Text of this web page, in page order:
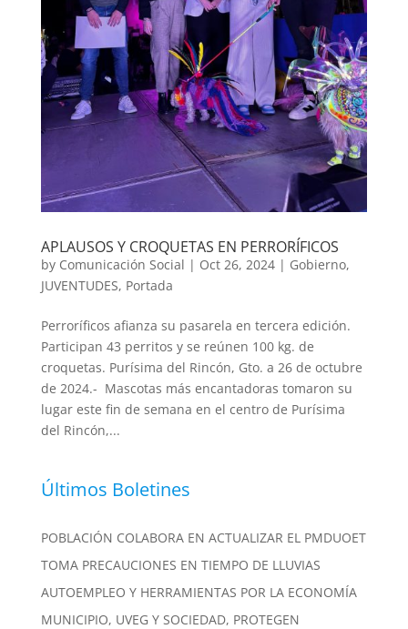
APLAUSOS Y CROQUETAS EN PERRORÍFICOS
by Comunicación Social | Oct 26, 2024| Gobierno,
JUVENTUDES, Portada
Perroríficos afianza su pasarela en tercera edición.
Participan 43 perritos y se reúnen 100 kg. de
croquetas. Purísima del Rincón, Gto. a 26 de octubre
de 2024.- Mascotas más encantadoras tomaron su
lugar este fin de semana en el centro de Purísima
del Rincón,...
Últimos Boletines
POBLACIÓN COLABORA EN ACTUALIZAR EL PMDUOET
TOMA PRECAUCIONES EN TIEMPO DE LLUVIAS
AUTOEMPLEO Y HERRAMIENTAS POR LA ECONOMÍA
MUNICIPIO, UVEG Y SOCIEDAD, PROTEGEN